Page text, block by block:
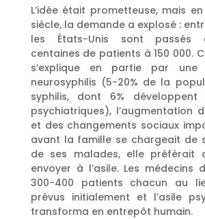
L’idée était prometteuse, mais en
siècle, la demande a explosé :
les États-Unis sont passés
centaines de patients à 150 000.
s’explique en partie par une
neurosyphilis (5-20% de la
syphilis, dont 6%
psychiatriques), l’augmentation
et des changements sociaux
avant la famille se chargeait de
de ses malades, elle préférait
envoyer à l’asile. Les médecins
300-400 patients chacun au
prévus initialement et l’asile
transforma en entrepôt humain.